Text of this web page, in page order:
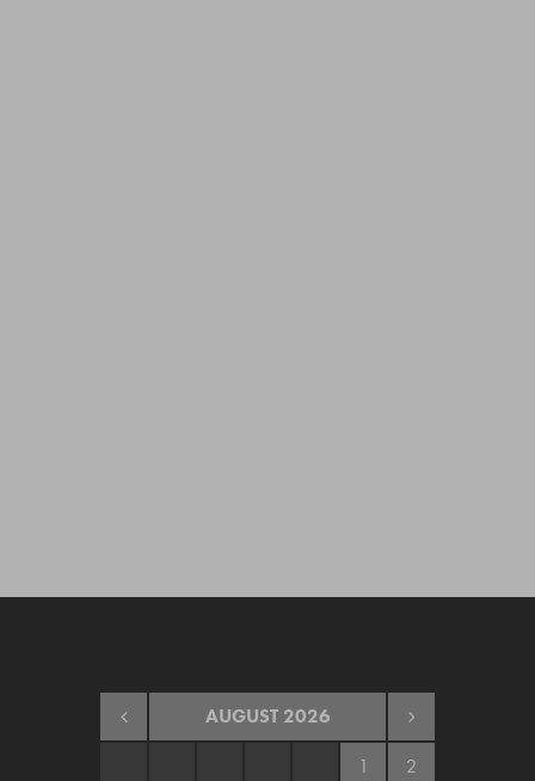
AUGUST 2026
1
2